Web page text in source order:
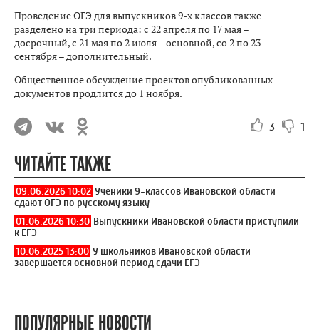
Проведение ОГЭ для выпускников 9-х классов также
разделено на три периода: с 22 апреля по 17 мая –
досрочный, с 21 мая по 2 июля – основной, со 2 по 23
сентября – дополнительный.
Общественное обсуждение проектов опубликованных
документов продлится до 1 ноября.
3 1
ЧИТАЙТЕ ТАКЖЕ
09.06.2026 10:02 Ученики 9-классов Ивановской области
сдают ОГЭ по русскому языку
01.06.2026 10:30 Выпускники Ивановской области приступили
к ЕГЭ
10.06.2025 13:00 У школьников Ивановской области
завершается основной период сдачи ЕГЭ
ПОПУЛЯРНЫЕ НОВОСТИ